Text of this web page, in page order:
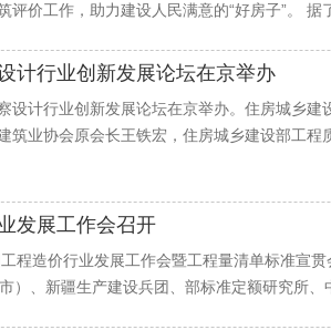
评价工作，助力建设人民满意的“好房子”。
计行业创新发展论坛在京举办
设计行业创新发展论坛在京举办。住房城乡
筑业协会原会长王铁宏，住房城乡建设部工
发展工作会召开
程造价行业发展工作会暨工程量清单标准宣
）、新疆生产建设兵团、部标准定额研究所